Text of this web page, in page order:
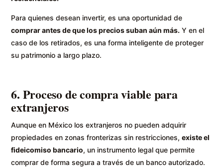
Para quienes desean invertir, es una oportunidad de
comprar antes de que los precios suban aún más. Y en el
caso de los retirados, es una forma inteligente de proteger
su patrimonio a largo plazo.
6. Proceso de compra viable para
extranjeros
Aunque en México los extranjeros no pueden adquirir
propiedades en zonas fronterizas sin restricciones,existe el
fideicomiso bancario, un instrumento legal que permite
comprar de forma segura a través de un banco autorizado.